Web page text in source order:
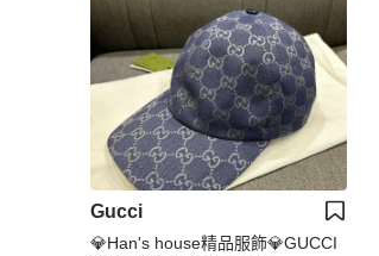
Gucci
💎Han's house精品服飾💎GUCCI